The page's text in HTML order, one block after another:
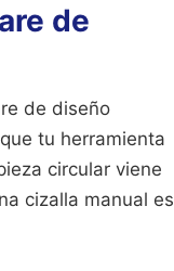
de
de diseño
tu herramienta
circular viene
cizalla manual es